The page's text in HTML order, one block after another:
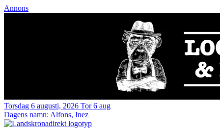
Annons
Torsdag 6 augusti, 2026 Tor 6 aug
Dagens namn: Alfons, Inez